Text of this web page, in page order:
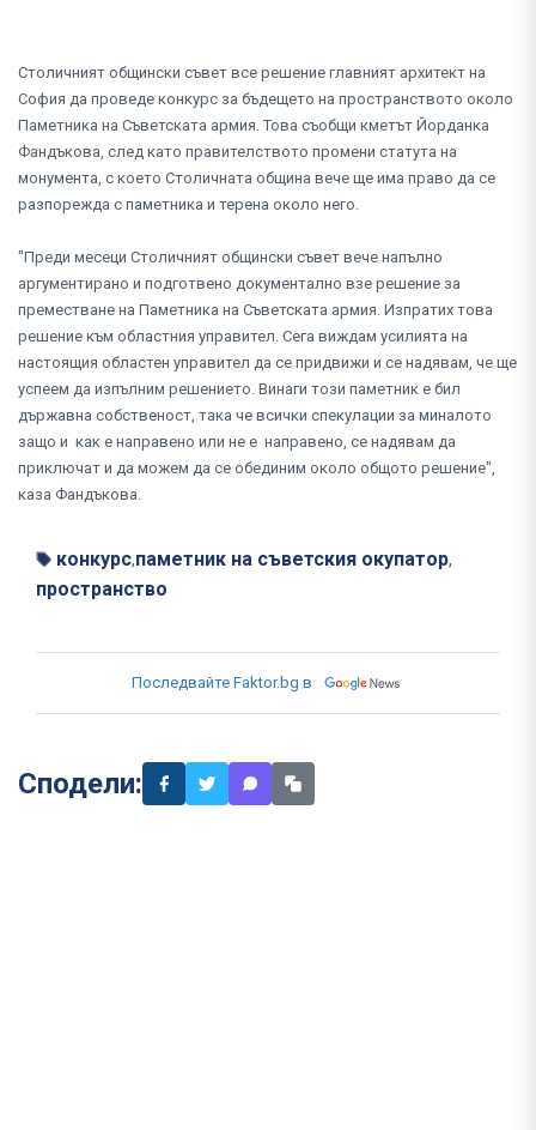
Столичният общински съвет все решение главният архитект на
София да проведе конкурс за бъдещето на пространството около
Паметника на Съветската армия. Това съобщи кметът Йорданка
Фандъкова, след като правителството промени статута на
монумента, с което Столичната община вече ще има право да се
разпорежда с паметника и терена около него.
"Преди месеци Столичният общински съвет вече напълно
аргументирано и подготвено документално взе решение за
преместване на Паметника на Съветската армия. Изпратих това
решение към областния управител. Сега виждам усилията на
настоящия областен управител да се придвижи и се надявам, че ще
успеем да изпълним решението. Винаги този паметник е бил
държавна собственост, така че всички спекулации за миналото
защо и как е направено или не е направено, се надявам да
приключат и да можем да се обединим около общото решение",
каза Фандъкова.
конкурс,паметник на съветския окупатор,
пространство
Последвайте Faktor.bg в
Сподели: